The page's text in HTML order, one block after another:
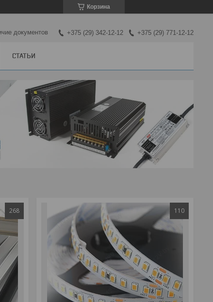
Корзина
документов +375 (29) 342-12-12 +375 (29) 771-12-12
СТАТЬИ
268 110